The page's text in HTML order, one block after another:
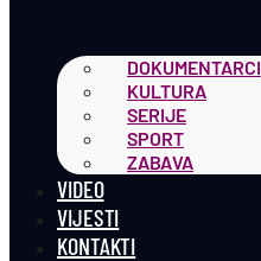
DOKUMENTARCI
KULTURA
SERIJE
SPORT
ZABAVA
VIDEO
VIJESTI
KONTAKTI